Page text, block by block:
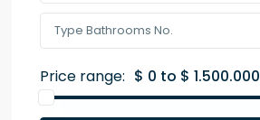
Price range: $ 0 to $ 1.500.000